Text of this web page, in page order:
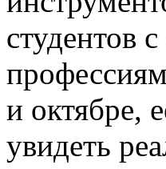
студентов
и октябре,
увидеть